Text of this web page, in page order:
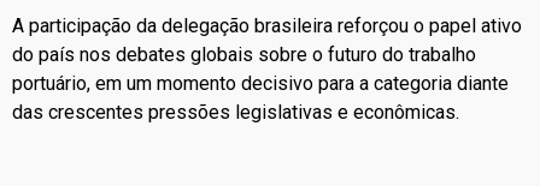
A participação da delegação brasileira reforçou o papel ativo
do país nos debates globais sobre o futuro do trabalho
portuário, em um momento decisivo para a categoria diante
das crescentes pressões legislativas e econômicas.